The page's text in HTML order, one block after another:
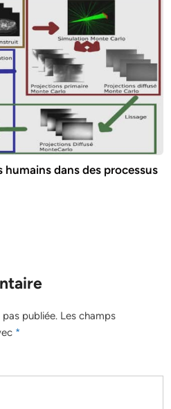
humains dans des processus
publiée. Les champs
*